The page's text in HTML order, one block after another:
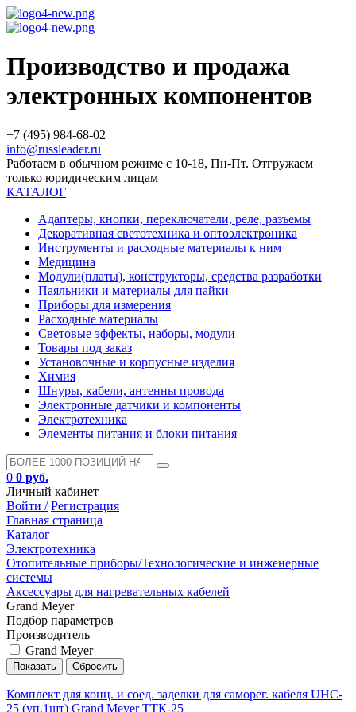
Производство и продажа
электронных компонентов
+7 (495) 984-68-02
info@russleader.ru
Работаем в обычном режиме с 10-18, Пн-Пт. Отгружаем
только юридическим лицам
КАТАЛОГ
Адаптеры, кнопки, переключатели, реле, разъемы
Декоративная светотехника и оптоэлектроника
Инструменты и расходные материалы к ним
Медицина
Модули(платы), конструкторы, средства разработки
Паяльники и материалы для пайки
Приборы для измерения
Расходные материалы
Световые эффекты, наборы, модули
Товары под заказ
Установочные и корпусные изделия
Химия
Шнуры, кабели, антенны провода
Электронные датчики и компоненты
Электротехника
Элементы питания и блоки питания
0 0 руб.
Личный кабинет
Войти / Регистрация
Главная страница
Каталог
Электротехника
Отопительные приборы/Технологические и инженерные
системы
Аксессуары для нагревательных кабелей
Grand Meyer
Подбор параметров
Производитель
Grand Meyer
Комплект для конц. и соед. заделки для саморег. кабеля UHC-
25 (уп.1шт) Grand Meyer ТТК-25